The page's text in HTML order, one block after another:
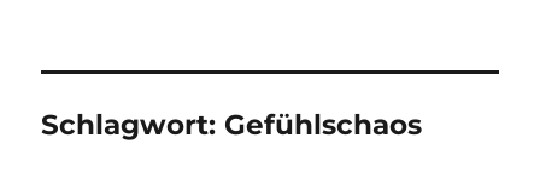
Schlagwort: Gefühlschaos